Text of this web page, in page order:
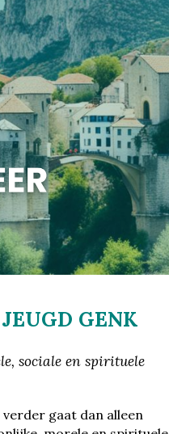
GENK
sociale en spirituele
gaat dan alleen